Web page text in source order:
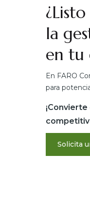
la
en tu
En FARO
para
Solicita